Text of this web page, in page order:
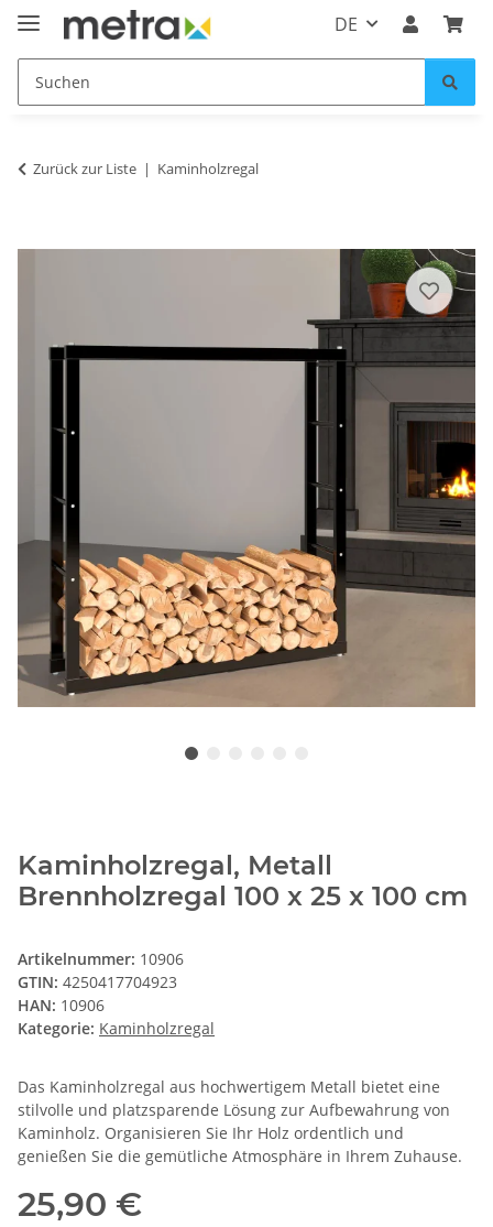
DE
Zurück zur Liste Kaminholzregal
Kaminholzregal, Metall
Brennholzregal 100 x 25 x 100 cm
Artikelnummer: 10906
GTIN: 4250417704923
HAN: 10906
Kategorie: Kaminholzregal
Das Kaminholzregal aus hochwertigem Metall bietet eine
stilvolle und platzsparende Lösung zur Aufbewahrung von
Kaminholz. Organisieren Sie Ihr Holz ordentlich und
genießen Sie die gemütliche Atmosphäre in Ihrem Zuhause.
25,90 €